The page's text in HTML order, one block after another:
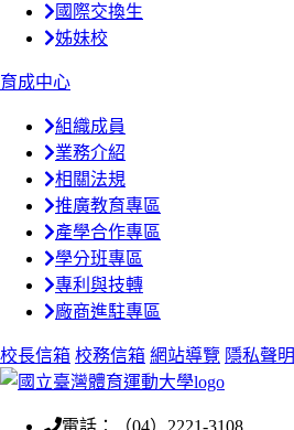
國際交換生
姊妹校
育成中心
組織成員
業務介紹
相關法規
推廣教育專區
產學合作專區
學分班專區
專利與技轉
廠商進駐專區
校長信箱 校務信箱 網站導覽 隱私聲明